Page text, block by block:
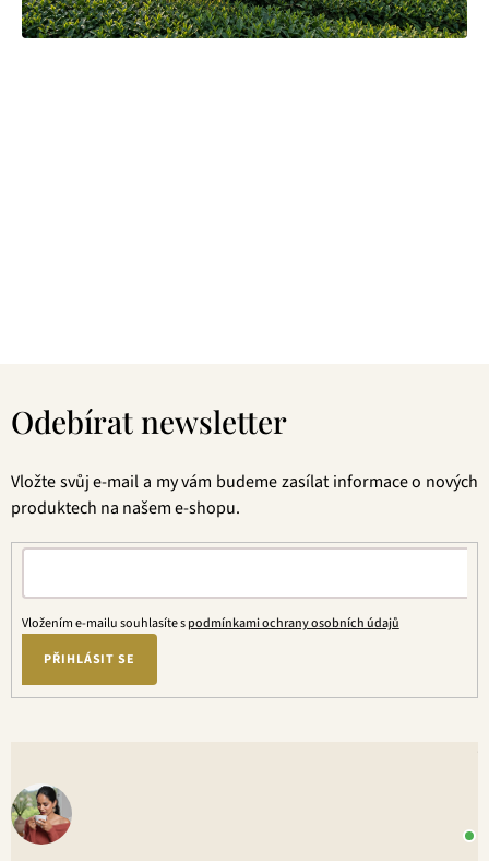
Odebírat newsletter
Vložte svůj e-mail a my vám budeme zasílat informace o nových
produktech na našem e-shopu.
Vložením e-mailu souhlasíte spodmínkami ochrany osobních údajů
PŘIHLÁSIT SE